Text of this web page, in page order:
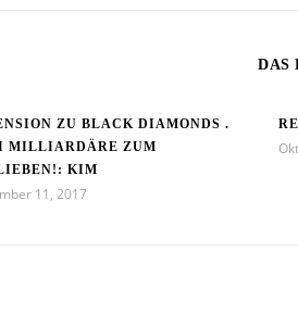
DAS
ZU BLACK DIAMONDS .
MILLIARDÄRE ZUM
KIM
11, 2017